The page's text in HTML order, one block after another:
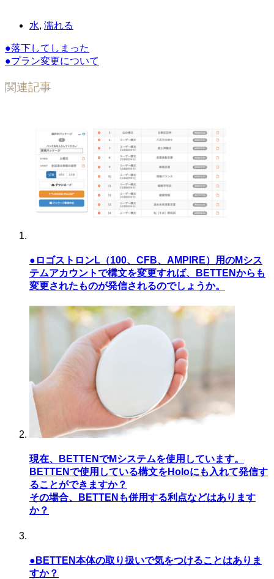
水, 濡れる
●落下してしまった
●プラン変更について
関連記事
●ロゴストロンL（100、CFB、AMPIRE）用のMシス
テムアカウントで構文を変更すれば、BETTENからも
変更されたものが発信されるのでしょうか。
現在、BETTENでMシステムを使用しています。
BETTENで使用している構文をHoloにも入れて発信す
ることができますか？
その場合、BETTENも併用する利点などはあります
か？
●BETTEN本体の取り扱いで気をつけることはありま
すか？